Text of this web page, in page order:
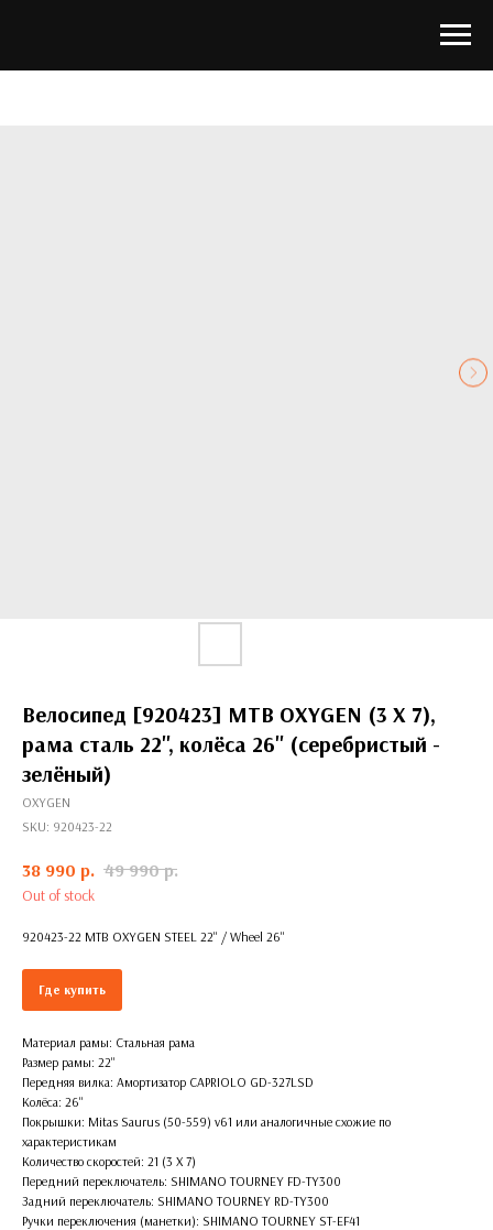
Велосипед [920423] MTB OXYGEN (3 X 7),
рама сталь 22'', колёса 26'' (серебристый -
зелёный)
OXYGEN
SKU: 920423-22
38 990 р. 49 990 р.
Out of stock
920423-22 MTB OXYGEN STEEL 22'' / Wheel 26''
Где купить
Материал рамы: Стальная рама
Размер рамы: 22''
Передняя вилка: Амортизатор CAPRIOLO GD-327LSD
Колёса: 26''
Покрышки: Mitas Saurus (50-559) v61 или аналогичные схожие по
характеристикам
Количество скоростей: 21 (3 X 7)
Передний переключатель: SHIMANO TOURNEY FD-TY300
Задний переключатель: SHIMANO TOURNEY RD-TY300
Ручки переключения (манетки): SHIMANO TOURNEY ST-EF41